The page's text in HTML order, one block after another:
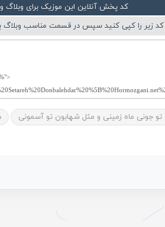
کد پخش آنلاین این موزیک برای
کد زیر را کپی کنید سپس در قسمت مناسب وبلاگ
تو جونی ماه زمینی و مثل شهابون تو آسمونی